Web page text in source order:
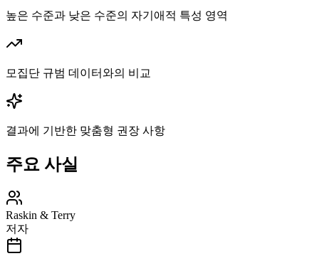
높은 수준과 낮은 수준의 자기애적 특성 영역
모집단 규범 데이터와의 비교
결과에 기반한 맞춤형 권장 사항
주요 사실
Raskin & Terry
저자